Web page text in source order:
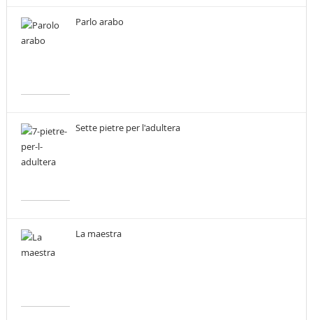
Parlo arabo
Sette pietre per l'adultera
La maestra